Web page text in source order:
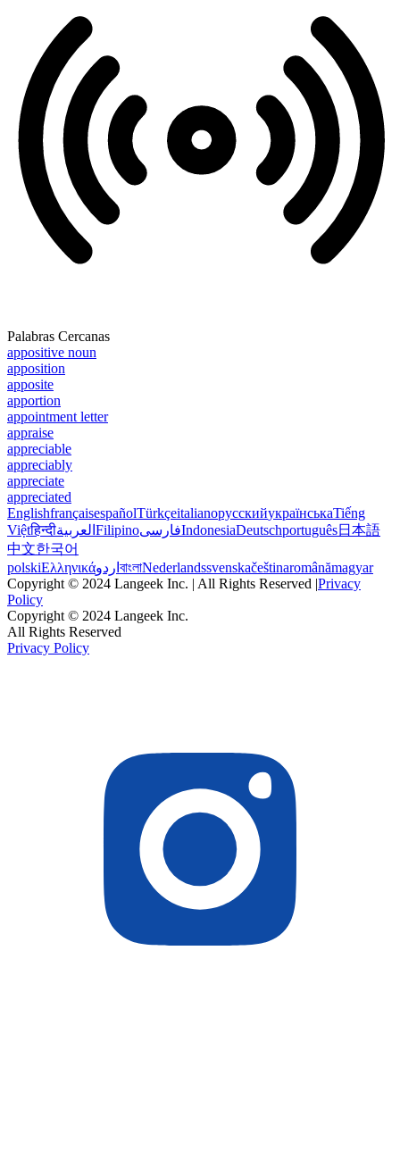
Palabras Cercanas
appositive noun
apposition
apposite
apportion
appointment letter
appraise
appreciable
appreciably
appreciate
appreciated
EnglishfrançaisespañolTürkçeitalianoрусскийукраїнськаTiếng
Việtहिन्दीالعربية FilipinoفارسیIndonesiaDeutschportuguês日本語
中文한국어
polskiΕλληνικάاردو বাংলাNederlandssvenskačeštinaromânămagyar
Copyright © 2024 Langeek Inc. | All Rights Reserved |Privacy
Policy
Copyright © 2024 Langeek Inc.
All Rights Reserved
Privacy Policy